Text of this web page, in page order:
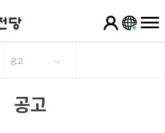
공고
공고